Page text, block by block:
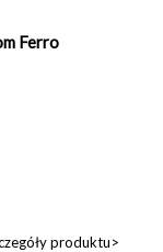
Ferro
produktu>